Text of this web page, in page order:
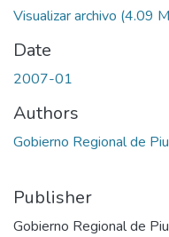
Visualizar archivo (4.09
Date
2007-01
Authors
Gobierno Regional de
Publisher
Gobierno Regional de